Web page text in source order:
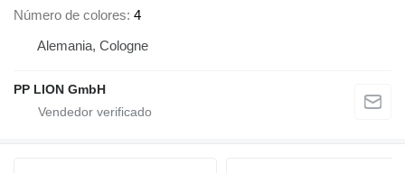
Número de colores 4
Alemania, Cologne
PP LION GmbH